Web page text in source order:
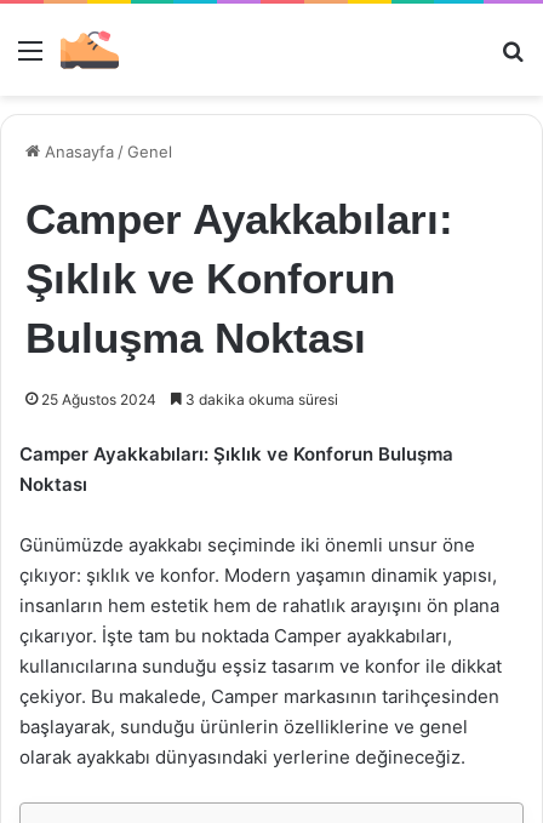
Menü
Anasayfa /Genel
Camper Ayakkabıları:
Şıklık ve Konforun
Buluşma Noktası
25 Ağustos 2024 3 dakika okuma süresi
Camper Ayakkabıları: Şıklık ve Konforun Buluşma
Noktası
Günümüzde ayakkabı seçiminde iki önemli unsur öne
çıkıyor: şıklık ve konfor. Modern yaşamın dinamik yapısı,
insanların hem estetik hem de rahatlık arayışını ön plana
çıkarıyor. İşte tam bu noktada Camper ayakkabıları,
kullanıcılarına sunduğu eşsiz tasarım ve konfor ile dikkat
çekiyor. Bu makalede, Camper markasının tarihçesinden
başlayarak, sunduğu ürünlerin özelliklerine ve genel
olarak ayakkabı dünyasındaki yerlerine değineceğiz.